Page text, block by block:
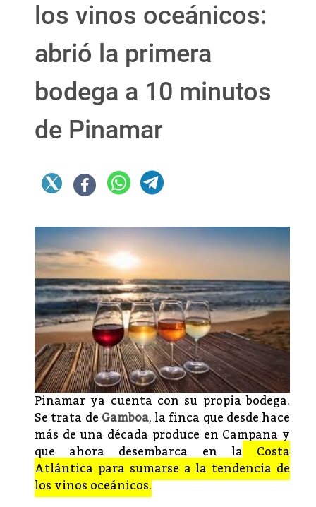
los vinos oceánicos:
abrió la primera
bodega a 10 minutos
de Pinamar
Pinamar ya cuenta con su propia bodega.
Se trata deGamboa, la finca que desde hace
más de una década produce en Campana y
que ahora desembarca en laCosta
Atlántica para sumarse a la tendencia de
los vinos oceánicos.